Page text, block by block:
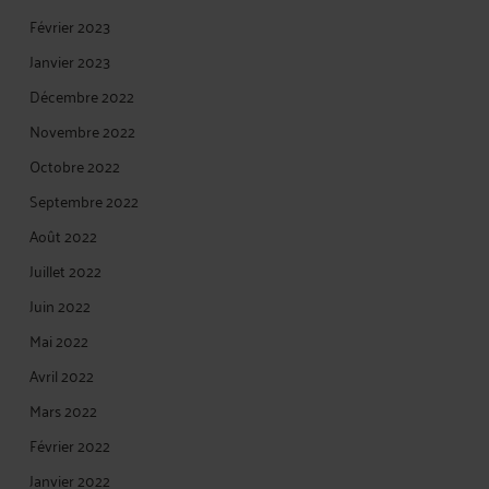
Février 2023
Janvier 2023
Décembre 2022
Novembre 2022
Octobre 2022
Septembre 2022
Août 2022
Juillet 2022
Juin 2022
Mai 2022
Avril 2022
Mars 2022
Février 2022
Janvier 2022